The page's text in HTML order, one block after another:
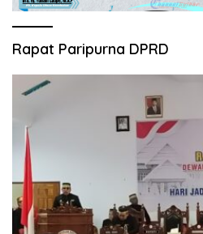
Rapat Paripurna DPRD